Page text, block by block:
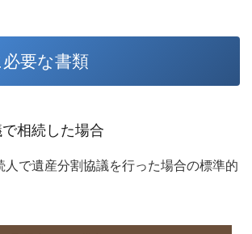
要な書類
相続した場合
人で遺産分割協議を行った場合の標準的